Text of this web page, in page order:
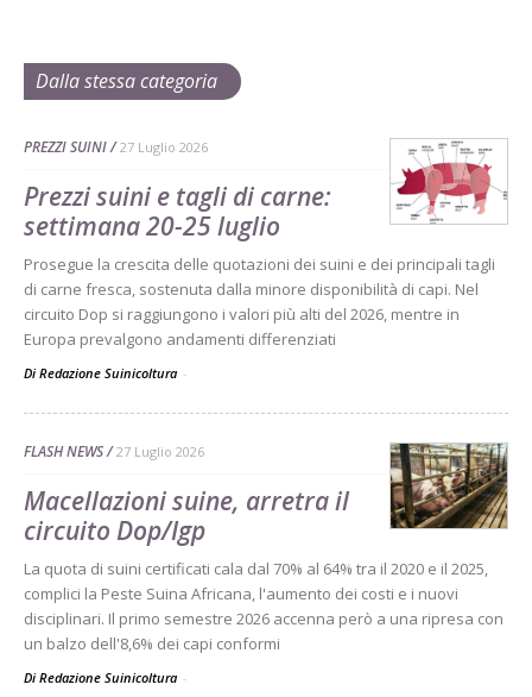
Dalla stessa categoria
PREZZI SUINI 27 Luglio 2026
Prezzi suini e tagli di carne:
settimana 20-25 luglio
Prosegue la crescita delle quotazioni dei suini e dei principali tagli
di carne fresca, sostenuta dalla minore disponibilità di capi. Nel
circuito Dop si raggiungono i valori più alti del 2026, mentre in
Europa prevalgono andamenti differenziati
Di Redazione Suinicoltura -
FLASH NEWS 27 Luglio 2026
Macellazioni suine, arretra il
circuito Dop/Igp
La quota di suini certificati cala dal 70% al 64% tra il 2020 e il 2025,
complici la Peste Suina Africana, l'aumento dei costi e i nuovi
disciplinari. Il primo semestre 2026 accenna però a una ripresa con
un balzo dell'8,6% dei capi conformi
Di Redazione Suinicoltura -